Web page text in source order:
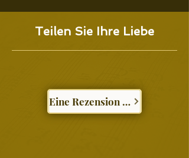
Teilen Sie Ihre Liebe
Eine Rezension schreiben